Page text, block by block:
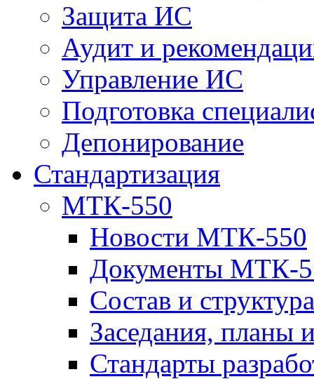
Защита ИС
Аудит и
Управление ИС
Подготовка
Депонирование
Стандартизация
МТК-550
Новости МТК-550
Документы МТК-
Состав и структура
Заседания, планы
Стандарты